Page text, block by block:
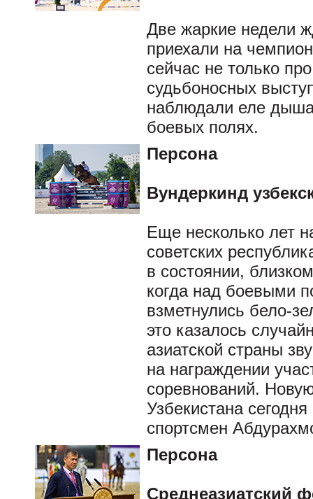
Две жаркие недели
приехали на
сейчас не только
судьбоносных
наблюдали еле
боевых полях.
Персона
Вундеркинд
Еще несколько лет
советских
в состоянии,
когда над боевыми
взметнулись бело-
это казалось
азиатской страны
на награждении
соревнований.
Узбекистана
спортсмен
Персона
Среднеазиатский